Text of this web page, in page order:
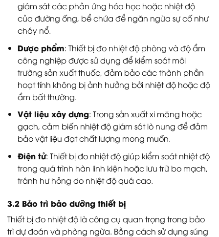
giám sát các phản ứng hóa học hoặc nhiệt độ
của đường ống, bể chứa để ngăn ngừa sự cố như
cháy nổ.
Dược phẩm: Thiết bị đo nhiệt độ phòng và độ ẩm
công nghiệp được sử dụng để kiểm soát môi
trường sản xuất thuốc, đảm bảo các thành phần
hoạt tính không bị ảnh hưởng bởi nhiệt độ hoặc độ
ẩm bất thường.
Vật liệu xây dựng: Trong sản xuất xi măng hoặc
gạch, cảm biến nhiệt độ giám sát lò nung để đảm
bảo vật liệu đạt chất lượng mong muốn.
Điện tử: Thiết bị đo nhiệt độ giúp kiểm soát nhiệt độ
trong quá trình hàn linh kiện hoặc lưu trữ bo mạch,
tránh hư hỏng do nhiệt độ quá cao.
3.2 Bảo trì bảo dưỡng thiết bị
Thiết bị đo nhiệt độ là công cụ quan trọng trong bảo
trì dự đoán và phòng ngừa. Bằng cách sử dụng súng